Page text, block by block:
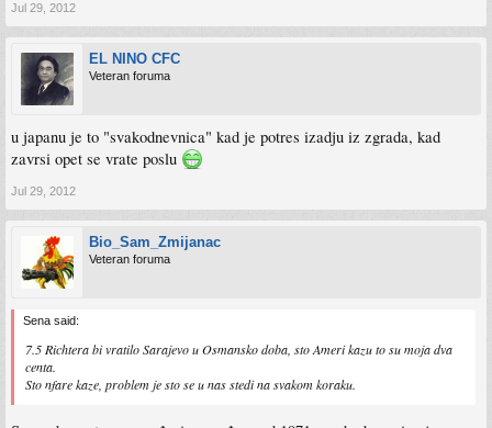
Jul 29, 2012
EL NINO CFC
Veteran foruma
u japanu je to "svakodnevnica" kad je potres izadju iz zgrada, kad
zavrsi opet se vrate poslu
Jul 29, 2012
Bio_Sam_Zmijanac
Veteran foruma
Sena said:
7.5 Richtera bi vratilo Sarajevo u Osmansko doba, sto Ameri kazu to su moja dva
centa.
Sto nfare kaze, problem je sto se u nas stedi na svakom koraku.